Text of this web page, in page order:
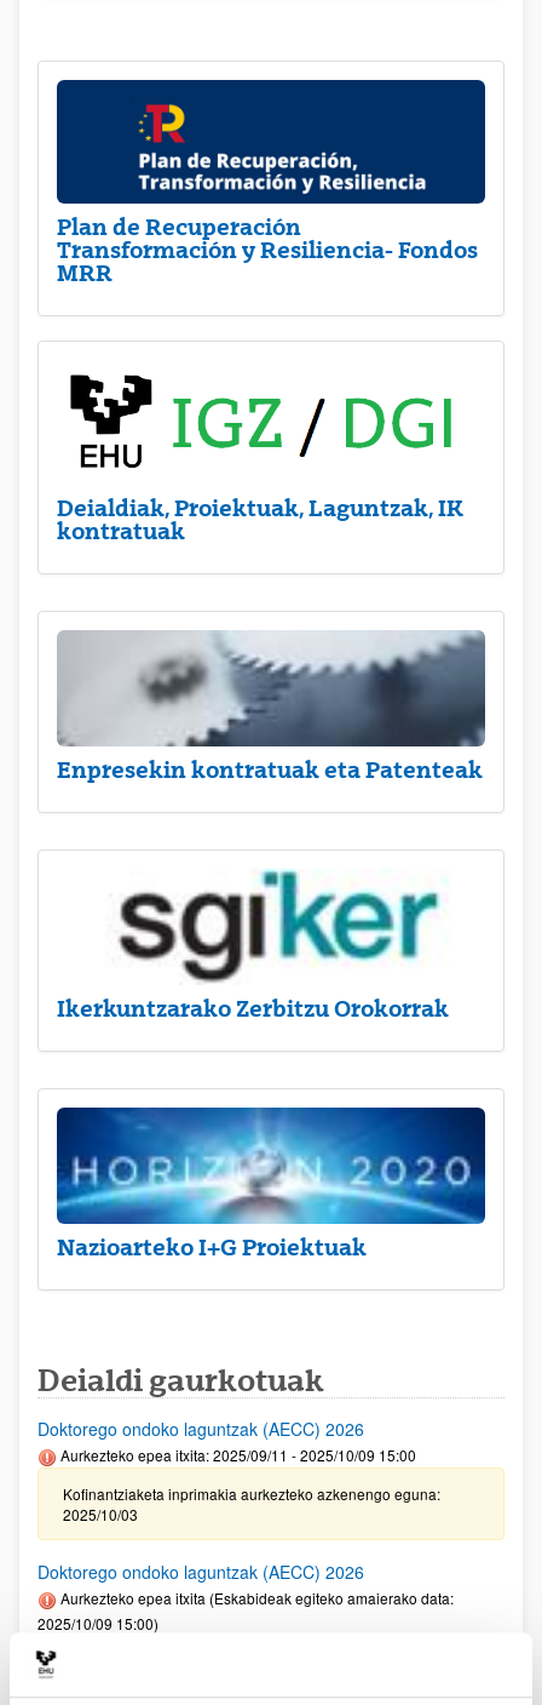
Plan de Recuperación
Transformación y Resiliencia- Fondos
MRR
Deialdiak, Proiektuak, Laguntzak, IK
kontratuak
Enpresekin kontratuak eta Patenteak
Ikerkuntzarako Zerbitzu Orokorrak
Nazioarteko I+G Proiektuak
Deialdi gaurkotuak
Doktorego ondoko laguntzak (AECC) 2026
Aurkezteko epea itxita: 2025/09/11 - 2025/10/09 15:00
Kofinantziaketa inprimakia aurkezteko azkenengo eguna:
2025/10/03
Doktorego ondoko laguntzak (AECC) 2026
Aurkezteko epea itxita (Eskabideak egiteko amaierako data:
2025/10/09 15:00)